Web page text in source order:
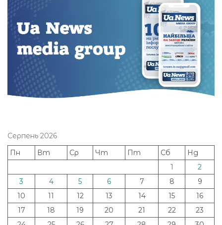
Серпень 2026
Пн
Вт Ср Чт Пт Сб
Нд
1
2
3
4 5 6 7 8
9
10
11 12 13 14 15
16
17
18 19 20 21 22
23